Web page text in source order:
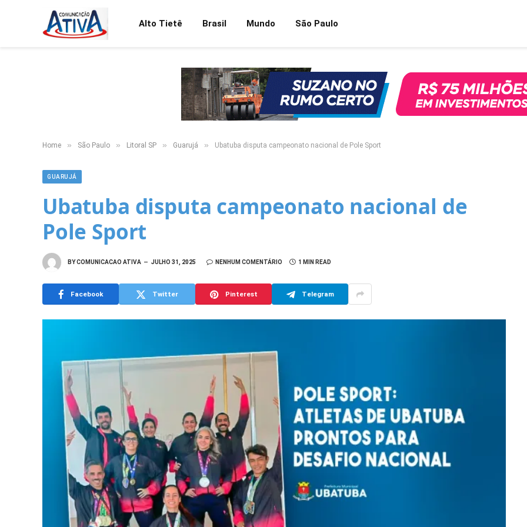
Alto Tietê Brasil Mundo São Paulo
Home » São Paulo » Litoral SP » Guarujá » Ubatuba disputa campeonato nacional de Pole Sport
GUARUJÁ
Ubatuba disputa campeonato nacional de
Pole Sport
BYCOMUNICACAO ATIVA JULHO 31, 2025 NENHUM COMENTÁRIO 1 MIN READ
Facebook Twitter Pinterest Telegram